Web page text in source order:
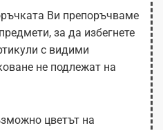
Ви препоръчваме
за да избегнете
с видими
не подлежат на
цветът на